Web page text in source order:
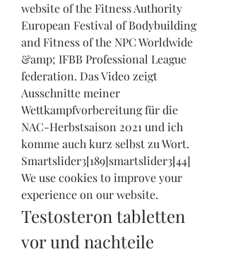
website of the Fitness Authority
European Festival of Bodybuilding
and Fitness of the NPC Worldwide
&amp; IFBB Professional League
federation. Das Video zeigt
Ausschnitte meiner
Wettkampfvorbereitung für die
NAC-Herbstsaison 2021 und ich
komme auch kurz selbst zu Wort.
Smartslider3[189]smartslider3[44]
We use cookies to improve your
experience on our website.
Testosteron tabletten
vor und nachteile